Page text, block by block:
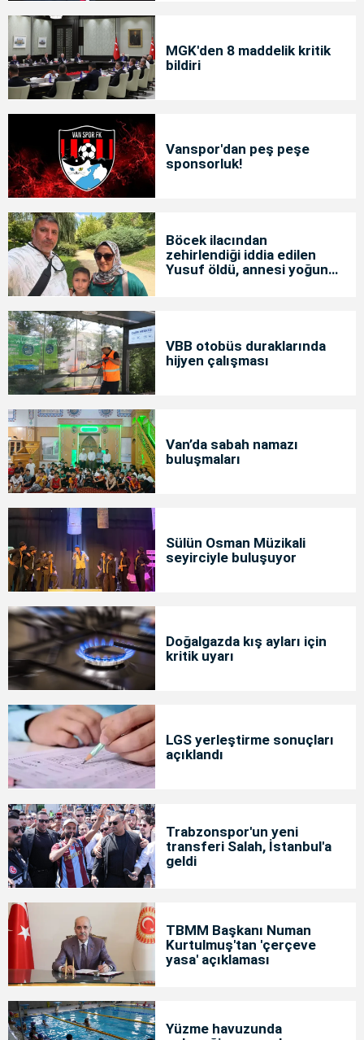
MGK'den 8 maddelik kritik
bildiri
Vanspor'dan peş peşe
sponsorluk!
Böcek ilacından
zehirlendiği iddia edilen
Yusuf öldü, annesi yoğun
VBB otobüs duraklarında
hijyen çalışması
Van’da sabah namazı
buluşmaları
Sülün Osman Müzikali
seyirciyle buluşuyor
Doğalgazda kış ayları için
kritik uyarı
LGS yerleştirme sonuçları
açıklandı
Trabzonspor'un yeni
transferi Salah, İstanbul'a
geldi
TBMM Başkanı Numan
Kurtulmuş'tan 'çerçeve
yasa' açıklaması
Yüzme havuzunda